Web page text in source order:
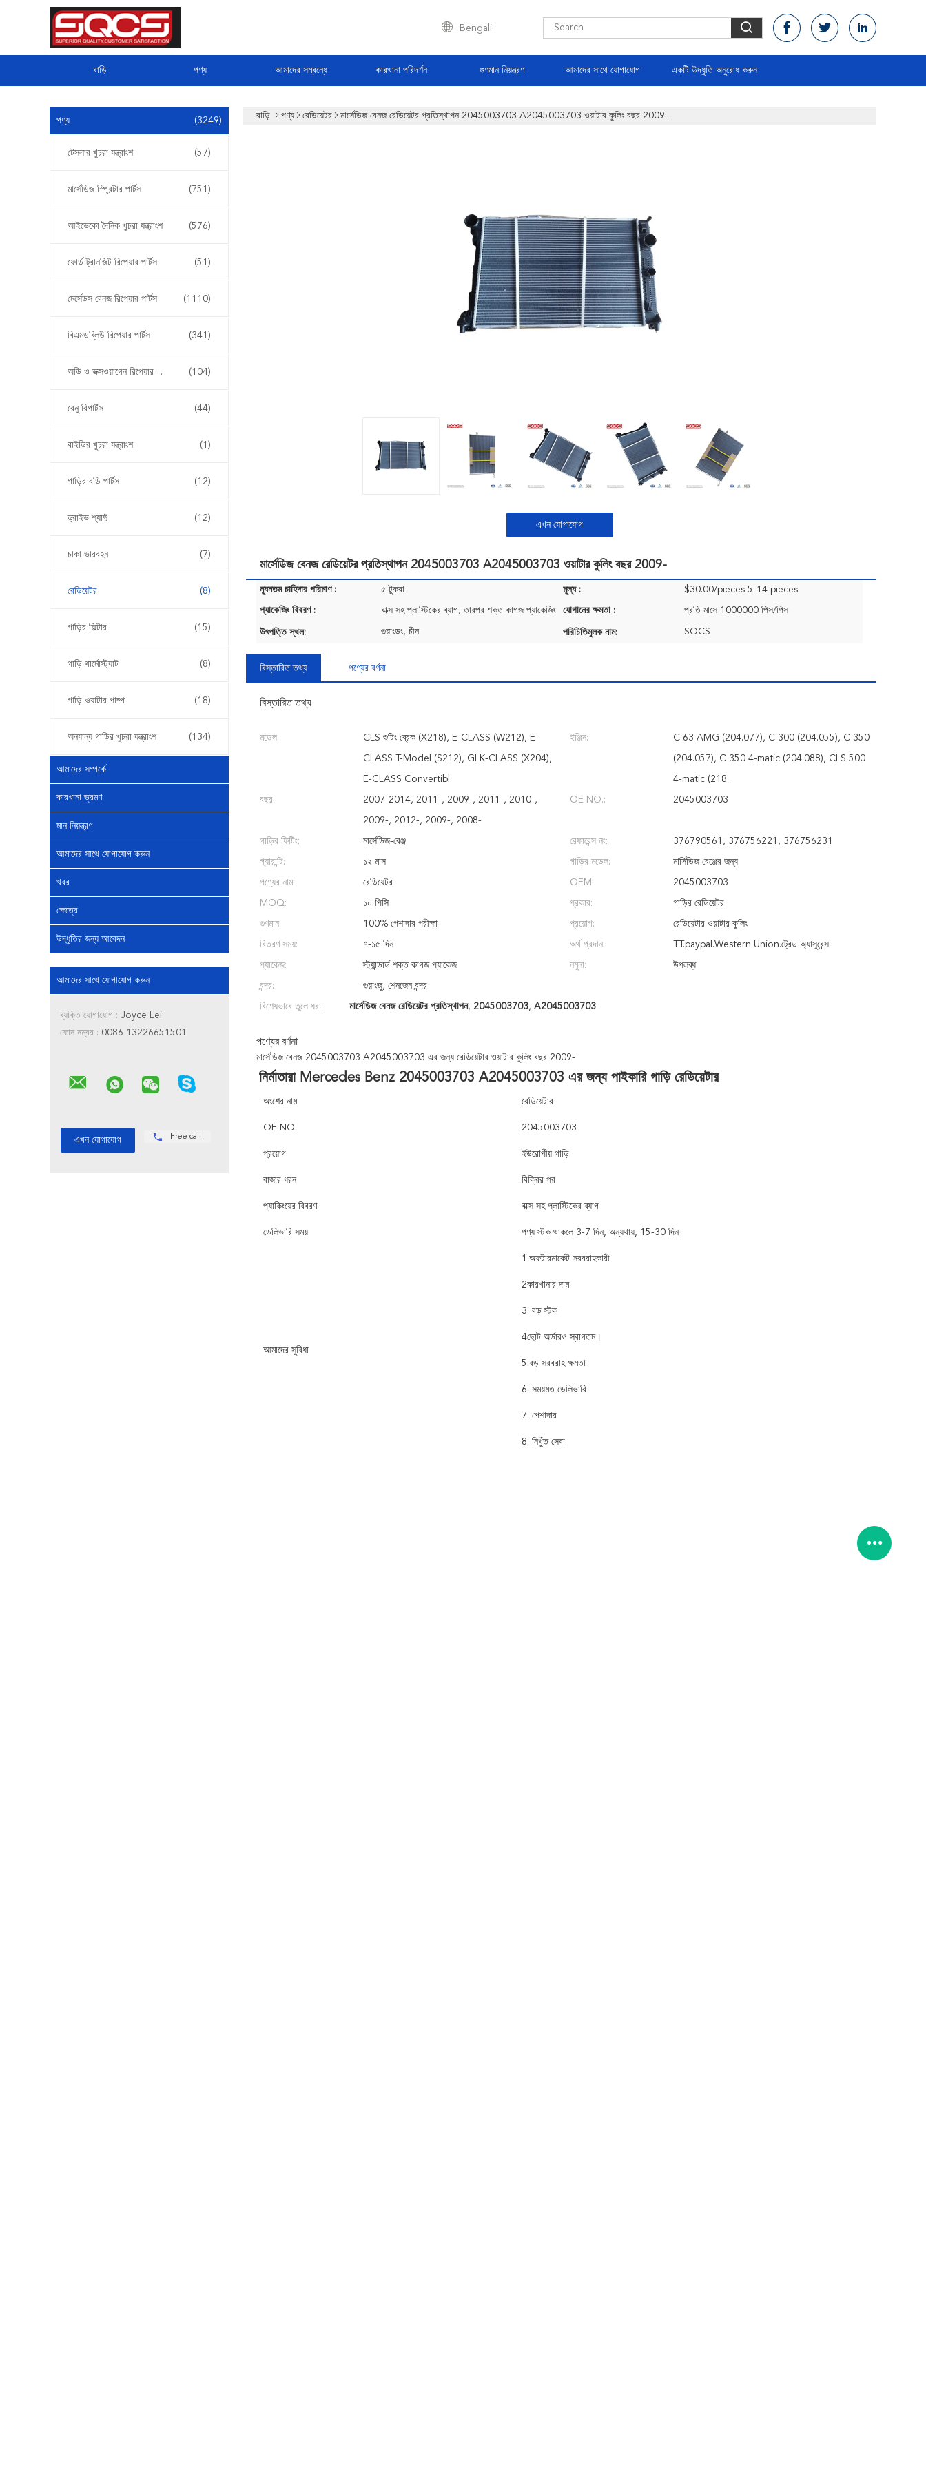
Bengali
বাড়ি পণ্য আমাদের সম্বন্ধে কারখানা পরিদর্শন গুণমান নিয়ন্ত্রণ আমাদের সাথে যোগাযোগ একটি উদ্ধৃতি অনুরোধ করুন
পণ্য (3249)
টেসলার খুচরা যন্ত্রাংশ (57)
মার্সেডিজ স্প্রিন্টার পার্টস (751)
আইভেকো দৈনিক খুচরা যন্ত্রাংশ (576)
ফোর্ড ট্রানজিট রিপেয়ার পার্টস (51)
মের্সেডস বেনজ রিপেয়ার পার্টস (1110)
বিএমডব্লিউ রিপেয়ার পার্টস (341)
অডি ও ভক্সওয়াগেন রিপেয়ার পার্টস (104)
রেনু রিপার্টস (44)
বাইডির খুচরা যন্ত্রাংশ (1)
গাড়ির বডি পার্টস (12)
ড্রাইভ শ্যাফ্ট (12)
চাকা ভারবহন (7)
রেডিয়েটর (8)
গাড়ির ফিল্টার (15)
গাড়ি থার্মোস্ট্যাট (8)
গাড়ি ওয়াটার পাম্প (18)
অন্যান্য গাড়ির খুচরা যন্ত্রাংশ (134)
আমাদের সম্পর্কে
কারখানা ভ্রমণ
মান নিয়ন্ত্রণ
আমাদের সাথে যোগাযোগ করুন
খবর
ক্ষেত্রে
উদ্ধৃতির জন্য আবেদন
আমাদের সাথে যোগাযোগ করুন
ব্যক্তি যোগাযোগ : Joyce Lei
ফোন নম্বর : 0086 13226651501
Free call
বাড়ি পণ্য রেডিয়েটর মার্সেডিজ বেনজ রেডিয়েটর প্রতিস্থাপন 2045003703 A2045003703 ওয়াটার কুলিং বছর 2009-
এখন যোগাযোগ
মার্সেডিজ বেনজ রেডিয়েটর প্রতিস্থাপন 2045003703 A2045003703 ওয়াটার কুলিং বছর 2009-
ন্যূনতম চাহিদার পরিমাণ : ৫ টুকরা মূল্য : $30.00/pieces 5-14 pieces
প্যাকেজিং বিবরণ : বাক্স সহ প্লাস্টিকের ব্যাগ, তারপর শক্ত কাগজ প্যাকেজিং যোগানের ক্ষমতা : প্রতি মাসে 1000000 পিস/পিস
উৎপত্তি স্থল: গুয়াংডং, চীন পরিচিতিমুলক নাম: SQCS
বিস্তারিত তথ্য পণ্যের বর্ণনা
বিস্তারিত তথ্য
মডেল: CLS শুটিং ব্রেক (X218), E-CLASS (W212), E-
CLASS T-Model (S212), GLK-CLASS (X204),
E-CLASS Convertibl
ইঞ্জিন: C 63 AMG (204.077), C 300 (204.055), C 350
(204.057), C 350 4-matic (204.088), CLS 500
4-matic (218.
বছর: 2007-2014, 2011-, 2009-, 2011-, 2010-,
2009-, 2012-, 2009-, 2008-
OE NO.: 2045003703
গাড়ির ফিটিং: মার্সেডিজ-বেঞ্জ রেফারেন্স নং: 376790561, 376756221, 376756231
গ্যারান্টি: ১২ মাস গাড়ির মডেল: মার্সিডিজ বেঞ্জের জন্য
পণ্যের নাম: রেডিয়েটর OEM: 2045003703
MOQ: ১০ পিসি প্রকার: গাড়ির রেডিয়েটর
গুণমান: 100% পেশাদার পরীক্ষা প্রয়োগ: রেডিয়েটার ওয়াটার কুলিং
বিতরণ সময়: ৭-১৫ দিন অর্থ প্রদান: TT.paypal.Western Union.ট্রেড অ্যাসুরেন্স
প্যাকেজ: স্ট্যান্ডার্ড শক্ত কাগজ প্যাকেজ নমুনা: উপলব্ধ
বন্দর: গুয়াংজু, শেনজেন বন্দর
বিশেষভাবে তুলে ধরা: মার্সেডিজ বেনজ রেডিয়েটর প্রতিস্থাপন, 2045003703, A2045003703
পণ্যের বর্ণনা
মার্সেডিজ বেনজ 2045003703 A2045003703 এর জন্য রেডিয়েটার ওয়াটার কুলিং বছর 2009-
নির্মাতারা Mercedes Benz 2045003703 A2045003703 এর জন্য পাইকারি গাড়ি রেডিয়েটার
অংশের নাম রেডিয়েটার
OE NO. 2045003703
প্রয়োগ ইউরোপীয় গাড়ি
বাজার ধরন বিক্রির পর
প্যাকিংয়ের বিবরণ বাক্স সহ প্লাস্টিকের ব্যাগ
ডেলিভারি সময় পণ্য স্টক থাকলে 3-7 দিন, অন্যথায়, 15-30 দিন
আমাদের সুবিধা
1.অফটারমার্কেট সরবরাহকারী
2কারখানার দাম
3. বড় স্টক
4ছোট অর্ডারও স্বাগতম।
5.বড় সরবরাহ ক্ষমতা
6. সময়মত ডেলিভারি
7. পেশাদার
8. নিখুঁত সেবা